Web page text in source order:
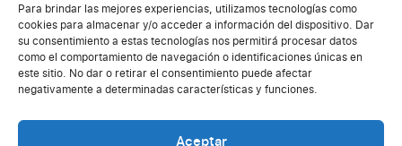
Para brindar las mejores experiencias, utilizamos tecnologías como
cookies para almacenar y/o acceder a información del dispositivo. Dar
su consentimiento a estas tecnologías nos permitirá procesar datos
como el comportamiento de navegación o identificaciones únicas en
este sitio. No dar o retirar el consentimiento puede afectar
negativamente a determinadas características y funciones.
Aceptar